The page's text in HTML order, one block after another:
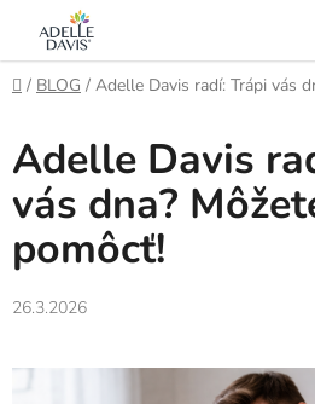
obsah
Domov
/ BLOG / Adelle Davis radí: Trápi vás
Adelle Davis
vás dna?
pomôcť!
26.3.2026
AI Asistent